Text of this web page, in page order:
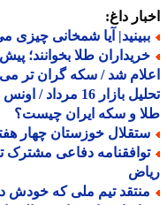
داغ:
آیا شمخانی چیزی می
طلا بخوانند؛ پیش
شد / سکه گران تر می
تحلیل بازار 16
و سکه ایران چیست؟
خوزستان چهار هفته
دفاعی مشترک
تیم ملی که خودش در